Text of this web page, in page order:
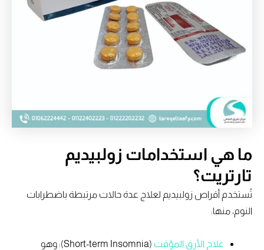
ما هي استخدامات زولبيديم
تارتريت؟
تُستخدم أقراص زولبيديم لعلاج عدة حالات مرتبطة باضطرابات
النوم، منها:
علاج الأرق المؤقت
(Short-term Insomnia): وهو